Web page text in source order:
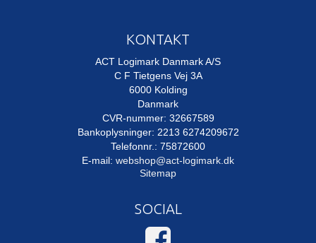
KONTAKT
ACT Logimark Danmark A/S
C F Tietgens Vej 3A
6000 Kolding
Danmark
CVR-nummer: 32667589
Bankoplysninger: 2213 6274209672
Telefonnr.: 75872600
E-mail: webshop@act-logimark.dk
Sitemap
SOCIAL